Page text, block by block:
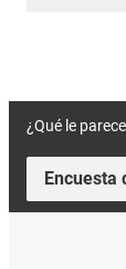
¿Qué le
Encuesta